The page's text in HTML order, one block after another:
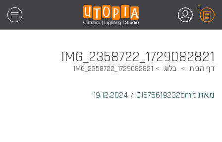
0
1729082821_IMG_2358722
דף הבית בלוג 1729082821_IMG_2358722
מאת 01675619232amit /